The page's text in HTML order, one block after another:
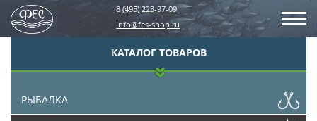
8 (495) 223-97-09
info@fes-shop.ru
КАТАЛОГ ТОВАРОВ
РЫБАЛКА